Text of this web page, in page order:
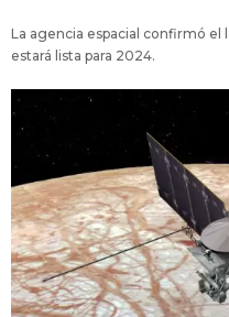
La agencia espacial confirmó el
estará lista para 2024.